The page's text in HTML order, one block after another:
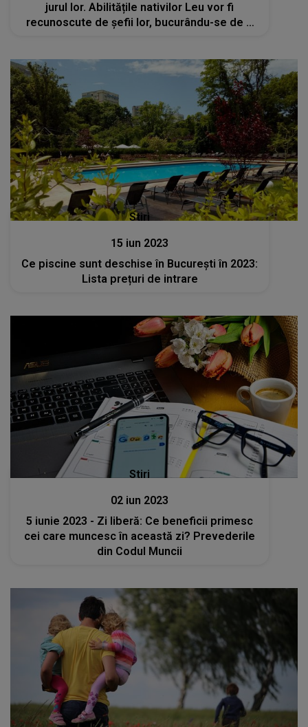
jurul lor. Abilitățile nativilor Leu vor fi
recunoscute de șefii lor, bucurându-se de o
Stiri
15 iun 2023
Ce piscine sunt deschise în București în 2023:
Lista prețuri de intrare
Stiri
02 iun 2023
5 iunie 2023 - Zi liberă: Ce beneficii primesc
cei care muncesc în această zi? Prevederile
din Codul Muncii